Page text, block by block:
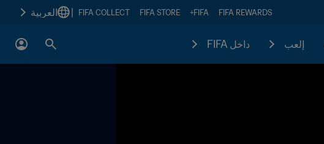
FIFA REWARDS
FIFA+
FIFA STORE
FIFA COLLECT العربية
إلعب داخل FIFA